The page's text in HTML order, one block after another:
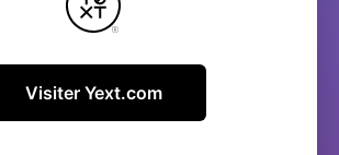
Visiter Yext.com